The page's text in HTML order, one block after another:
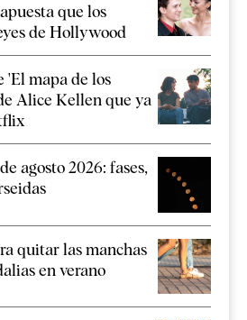
que los
de Hollywood
'El mapa de los
Alice Kellen que ya
agosto 2026: fases,
quitar las manchas
en verano